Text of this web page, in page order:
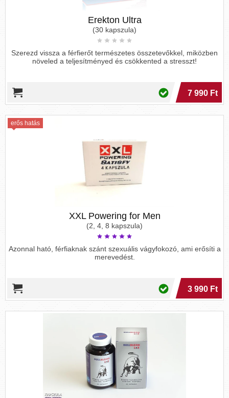
Erekton Ultra
(30 kapszula)
Szerezd vissza a férfierőt természetes összetevőkkel, miközben
növeled a teljesítményed és csökkented a stresszt!
7 990 Ft
erős hatás
XXL Powering for Men
(2, 4, 8 kapszula)
Azonnal ható, férfiaknak szánt szexuális vágyfokozó, ami erősíti a
merevedést.
3 990 Ft